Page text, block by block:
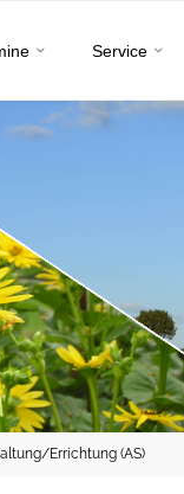
Service
Errichtung (AS)